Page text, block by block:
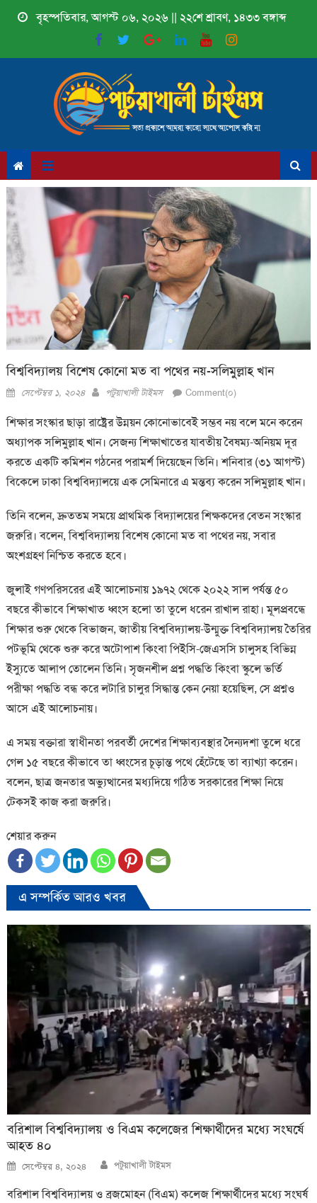
Skip
বৃহস্পতিবার, আগস্ট ০৬, ২০২৬ || ২২শে শ্রাবণ, ১৪৩৩ বঙ্গাব্দ
বিশ্ববিদ্যালয় বিশেষ কোনো মত বা পথের নয়-সলিমুল্লাহ খান
Posted
সেপ্টেম্বর ১, ২০২৪ Author
পটুয়াখালী টাইমস Comment(০)
শিক্ষার সংস্কার ছাড়া রাষ্ট্রের উন্নয়ন কোনোভাবেই সম্ভব নয় বলে মনে করেন
অধ্যাপক সলিমুল্লাহ খান। সেজন্য শিক্ষাখাতের যাবতীয় বৈষম্য-অনিয়ম দূর
করতে একটি কমিশন গঠনের পরামর্শ দিয়েছেন তিনি। শনিবার (৩১ আগস্ট)
বিকেলে ঢাকা বিশ্ববিদ্যালয়ে এক সেমিনারে এ মন্তব্য করেন সলিমুল্লাহ খান।
তিনি বলেন, দ্রুততম সময়ে প্রাথমিক বিদ্যালয়ের শিক্ষকদের বেতন সংস্কার
জরুরি। বলেন, বিশ্ববিদ্যালয় বিশেষ কোনো মত বা পথের নয়, সবার
অংশগ্রহণ নিশ্চিত করতে হবে।
জুলাই গণপরিসরের এই আলোচনায় ১৯৭২ থেকে ২০২২ সাল পর্যন্ত ৫০
বছরে কীভাবে শিক্ষাখাত ধ্বংস হলো তা তুলে ধরেন রাখাল রাহা। মূলপ্রবন্ধে
শিক্ষার শুরু থেকে বিভাজন, জাতীয় বিশ্ববিদ্যালয়-উন্মুক্ত বিশ্ববিদ্যালয় তৈরির
পটভূমি থেকে শুরু করে অটোপাশ কিংবা পিইসি-জেএসসি চালুসহ বিভিন্ন
ইস্যুতে আলাপ তোলেন তিনি। সৃজনশীল প্রশ্ন পদ্ধতি কিংবা স্কুলে ভর্তি
পরীক্ষা পদ্ধতি বন্ধ করে লটারি চালুর সিদ্ধান্ত কেন নেয়া হয়েছিল, সে প্রশ্নও
আসে এই আলোচনায়।
এ সময় বক্তারা স্বাধীনতা পরবর্তী দেশের শিক্ষাব্যবস্থার দৈন্যদশা তুলে ধরে
গেল ১৫ বছরে কীভাবে তা ধ্বংসের চূড়ান্ত পথে হেঁটেছে তা ব্যাখ্যা করেন।
বলেন, ছাত্র জনতার অভ্যুত্থানের মধ্যদিয়ে গঠিত সরকারের শিক্ষা নিয়ে
টেকসই কাজ করা জরুরি।
শেয়ার করুন
এ সম্পর্কিত আরও খবর
বরিশাল বিশ্ববিদ্যালয় ও বিএম কলেজের শিক্ষার্থীদের মধ্যে সংঘর্ষে
আহত ৪০
Posted
on
সেপ্টেম্বর ৪, ২০২৪ Author
পটুয়াখালী টাইমস
বরিশাল বিশ্ববিদ্যালয় ও ব্রজমোহন (বিএম) কলেজ শিক্ষার্থীদের মধ্যে সংঘর্ষ